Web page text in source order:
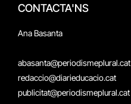
CONTACTA'NS
Ana Basanta
abasanta@periodismeplural.cat
redaccio@diarieducacio.cat
publicitat@periodismeplural.cat